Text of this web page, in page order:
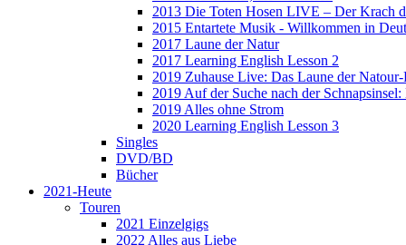
2013 Die Toten Hosen LIVE – Der Krach
2015 Entartete Musik - Willkommen in
2017 Laune der Natur
2017 Learning English Lesson 2
2019 Zuhause Live: Das Laune der
2019 Auf der Suche nach der
2019 Alles ohne Strom
2020 Learning English Lesson 3
Singles
DVD/BD
Bücher
2021-Heute
Touren
2021 Einzelgigs
2022 Alles aus Liebe